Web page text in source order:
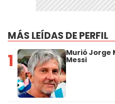
MÁS LEÍDAS DE PERFIL
1 Murió Jorge
Messi